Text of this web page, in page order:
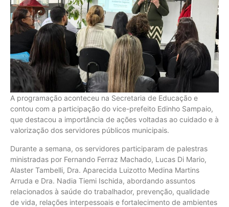
A programação aconteceu na Secretaria de Educação e
contou com a participação do vice-prefeito Edinho Sampaio,
que destacou a importância de ações voltadas ao cuidado e à
valorização dos servidores públicos municipais.
Durante a semana, os servidores participaram de palestras
ministradas por Fernando Ferraz Machado, Lucas Di Mario,
Alaster Tambelli, Dra. Aparecida Luizotto Medina Martins
Arruda e Dra. Nadia Tiemi Ischida, abordando assuntos
relacionados à saúde do trabalhador, prevenção, qualidade
de vida, relações interpessoais e fortalecimento de ambientes